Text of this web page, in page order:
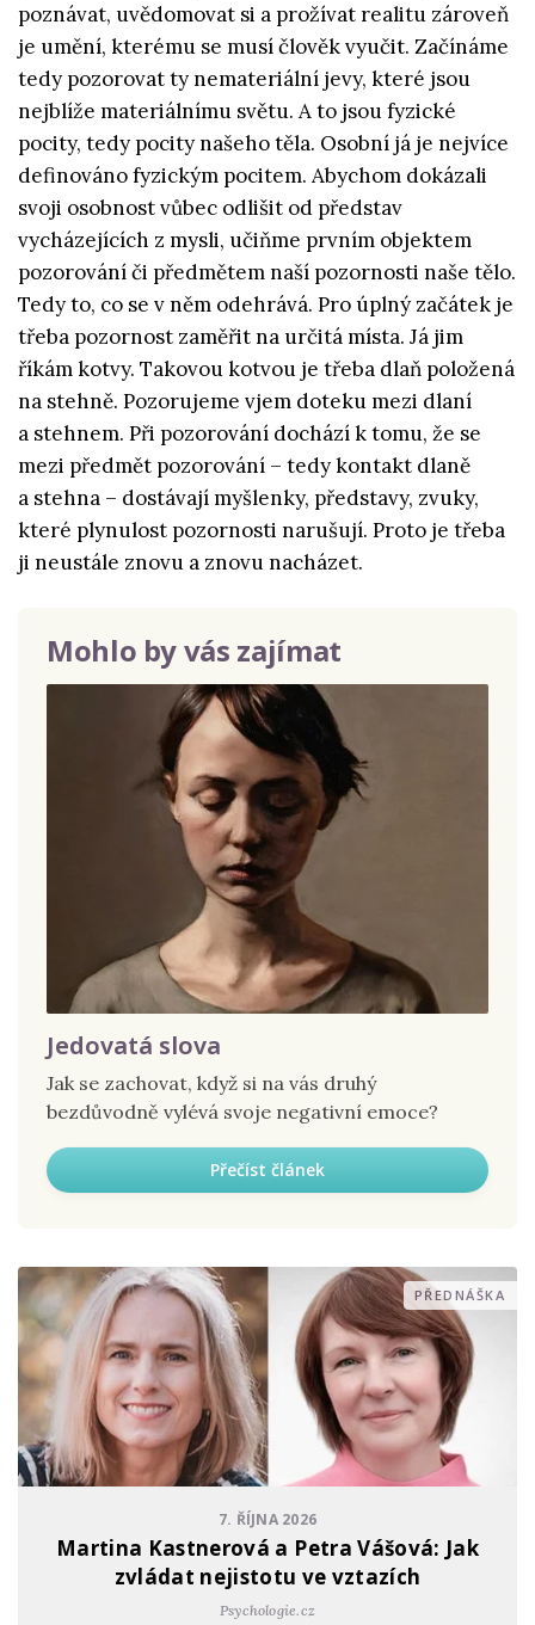
poznávat, uvědomovat si a prožívat realitu zároveň
je umění, kterému se musí člověk vyučit. Začínáme
tedy pozorovat ty nemateriální jevy, které jsou
nejblíže materiálnímu světu. A to jsou fyzické
pocity, tedy pocity našeho těla. Osobní já je nejvíce
definováno fyzickým pocitem. Abychom dokázali
svoji osobnost vůbec odlišit od představ
vycházejících z mysli, učiňme prvním objektem
pozorování či předmětem naší pozornosti naše tělo.
Tedy to, co se v něm odehrává. Pro úplný začátek je
třeba pozornost zaměřit na určitá místa. Já jim
říkám kotvy. Takovou kotvou je třeba dlaň položená
na stehně. Pozorujeme vjem doteku mezi dlaní
a stehnem. Při pozorování dochází k tomu, že se
mezi předmět pozorování – tedy kontakt dlaně
a stehna – dostávají myšlenky, představy, zvuky,
které plynulost pozornosti narušují. Proto je třeba
ji neustále znovu a znovu nacházet.
Mohlo by vás zajímat
Jedovatá slova
Jak se zachovat, když si na vás druhý
bezdůvodně vylévá svoje negativní emoce?
Přečíst článek
PŘEDNÁŠKA
7. ŘÍJNA 2026
Martina Kastnerová a Petra Vášová: Jak
zvládat nejistotu ve vztazích
Psychologie.cz